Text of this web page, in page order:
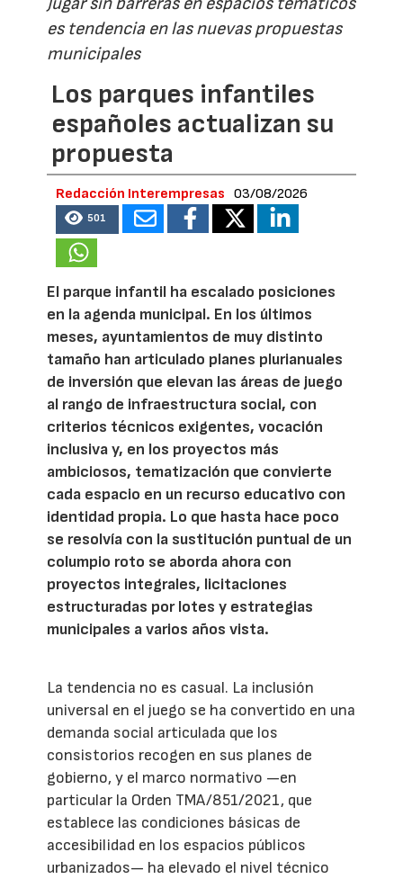
es tendencia en las nuevas propuestas
municipales
Los parques infantiles
españoles actualizan su
propuesta
Redacción Interempresas 03/08/2026
501
El parque infantil ha escalado posiciones
en la agenda municipal. En los últimos
meses, ayuntamientos de muy distinto
tamaño han articulado planes plurianuales
de inversión que elevan las áreas de juego
al rango de infraestructura social, con
criterios técnicos exigentes, vocación
inclusiva y, en los proyectos más
ambiciosos, tematización que convierte
cada espacio en un recurso educativo con
identidad propia. Lo que hasta hace poco
se resolvía con la sustitución puntual de un
columpio roto se aborda ahora con
proyectos integrales, licitaciones
estructuradas por lotes y estrategias
municipales a varios años vista.
La tendencia no es casual. La inclusión
universal en el juego se ha convertido en una
demanda social articulada que los
consistorios recogen en sus planes de
gobierno, y el marco normativo —en
particular la Orden TMA/851/2021, que
establece las condiciones básicas de
accesibilidad en los espacios públicos
urbanizados— ha elevado el nivel técnico